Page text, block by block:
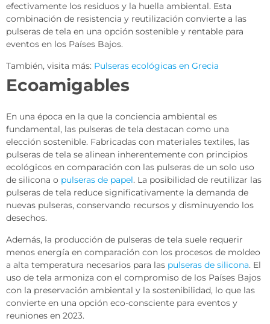
efectivamente los residuos y la huella ambiental. Esta
combinación de resistencia y reutilización convierte a las
pulseras de tela en una opción sostenible y rentable para
eventos en los Países Bajos.
También, visita más: Pulseras ecológicas en Grecia
Ecoamigables
En una época en la que la conciencia ambiental es
fundamental, las pulseras de tela destacan como una
elección sostenible. Fabricadas con materiales textiles, las
pulseras de tela se alinean inherentemente con principios
ecológicos en comparación con las pulseras de un solo uso
de silicona o pulseras de papel. La posibilidad de reutilizar las
pulseras de tela reduce significativamente la demanda de
nuevas pulseras, conservando recursos y disminuyendo los
desechos.
Además, la producción de pulseras de tela suele requerir
menos energía en comparación con los procesos de moldeo
a alta temperatura necesarios para las pulseras de silicona. El
uso de tela armoniza con el compromiso de los Países Bajos
con la preservación ambiental y la sostenibilidad, lo que las
convierte en una opción eco-consciente para eventos y
reuniones en 2023.